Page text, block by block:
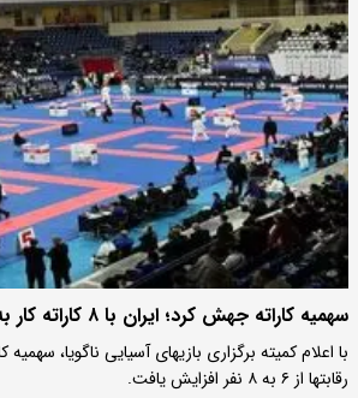
سهمیه کاراته جهش کرد؛ ایران با ۸ کاراته کار به ناگویا می رود
با اعلام کمیته برگزاری بازیهای آسیایی ناگویا،
رقابتها از ۶ به ۸ نفر افزایش یافت.